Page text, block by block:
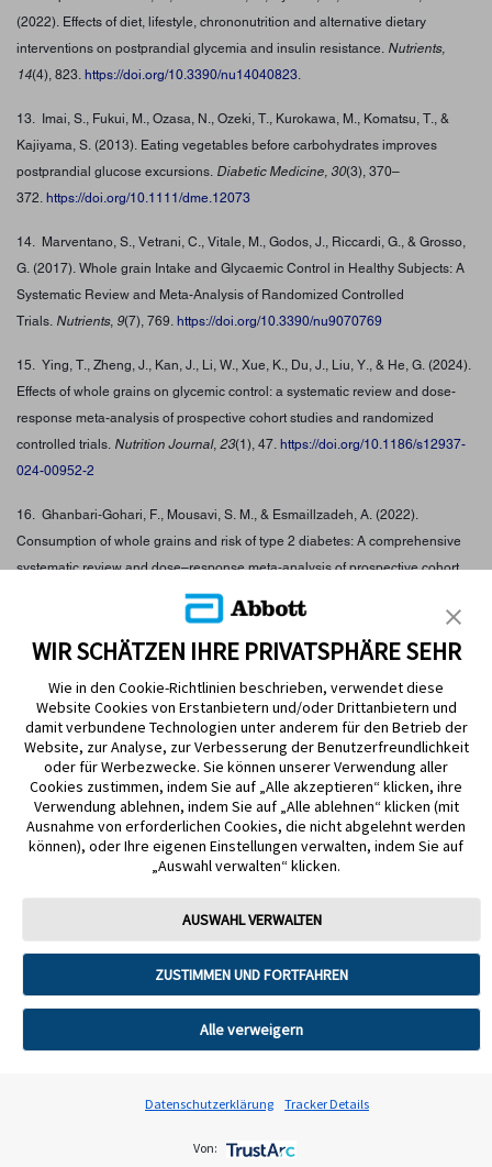
(2022). Effects of diet, lifestyle, chrononutrition and alternative dietary
interventions on postprandial glycemia and insulin resistance. Nutrients,
14(4), 823. https://doi.org/10.3390/nu14040823.
13. Imai, S., Fukui, M., Ozasa, N., Ozeki, T., Kurokawa, M., Komatsu, T., &
Kajiyama, S. (2013). Eating vegetables before carbohydrates improves
postprandial glucose excursions. Diabetic Medicine, 30(3), 370–
372. https://doi.org/10.1111/dme.12073
14. Marventano, S., Vetrani, C., Vitale, M., Godos, J., Riccardi, G., & Grosso,
G. (2017). Whole grain Intake and Glycaemic Control in Healthy Subjects: A
Systematic Review and Meta-Analysis of Randomized Controlled
Trials. Nutrients, 9(7), 769. https://doi.org/10.3390/nu9070769
15. Ying, T., Zheng, J., Kan, J., Li, W., Xue, K., Du, J., Liu, Y., & He, G. (2024).
Effects of whole grains on glycemic control: a systematic review and dose-
response meta-analysis of prospective cohort studies and randomized
controlled trials. Nutrition Journal, 23(1), 47. https://doi.org/10.1186/s12937-
024-00952-2
16. Ghanbari‐Gohari, F., Mousavi, S. M., & Esmaillzadeh, A. (2022).
Consumption of whole grains and risk of type 2 diabetes: A comprehensive
systematic review and dose–response meta‐analysis of prospective cohort
Food Science & Nutrition,10
https://doi.org/10.1002/fsn3.2811
17. American Diabetes Association. (2025). Non-starchy vegetables for
glucose control. https://diabetes.org/food-nutrition/reading-food-labels/non-
starchy-vegetables
18. American Diabetes Association.
(2025).Protein.https://diabetes.org/food-nutrition/reading-food-
labels/protein.
19. Shukla, A. P., Andono, J., Touhamy, S. H., Casper, A., Iliescu, R. G., &
glucose and insulin excursions in type 2 diabetes.BMJ Open Diabetes
20. Centers for Disease Control and Prevention. (2025).
planning.https://www.cdc.gov/diabetes/healthy-eating/diabetes-meal-
https://diabetes.org/food-nutrition/understanding-carbs
22. Zeng H, Cai X, Qiu Z, Liang Y, Huang L. Glucolipid metabolism
WIR SCHÄTZEN IHRE PRIVATSPHÄRE SEHR
Wie in den Cookie-Richtlinien beschrieben, verwendet diese
Website Cookies von Erstanbietern und/oder Drittanbietern und
damit verbundene Technologien unter anderem für den Betrieb der
Website, zur Analyse, zur Verbesserung der Benutzerfreundlichkeit
oder für Werbezwecke. Sie können unserer Verwendung aller
Cookies zustimmen, indem Sie auf „Alle akzeptieren“ klicken, ihre
Verwendung ablehnen, indem Sie auf „Alle ablehnen“ klicken (mit
Ausnahme von erforderlichen Cookies, die nicht abgelehnt werden
können), oder Ihre eigenen Einstellungen verwalten, indem Sie auf
„Auswahl verwalten“ klicken.
AUSWAHL VERWALTEN
ZUSTIMMEN UND FORTFAHREN
Alle verweigern
Datenschutzerklärung Tracker Details
Von: